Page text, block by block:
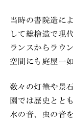
当時の書院造に
して総檜造で現
ランスからラウ
空間にも庭屋一
数々の灯篭や景
園では歴史とと
水の音、虫の音